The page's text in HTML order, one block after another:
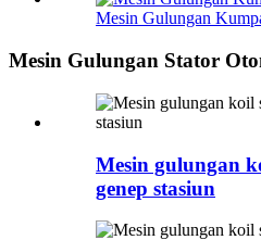
Mesin Gulungan
Mesin Gulungan Stator
Mesin gulungan
genep stasiun